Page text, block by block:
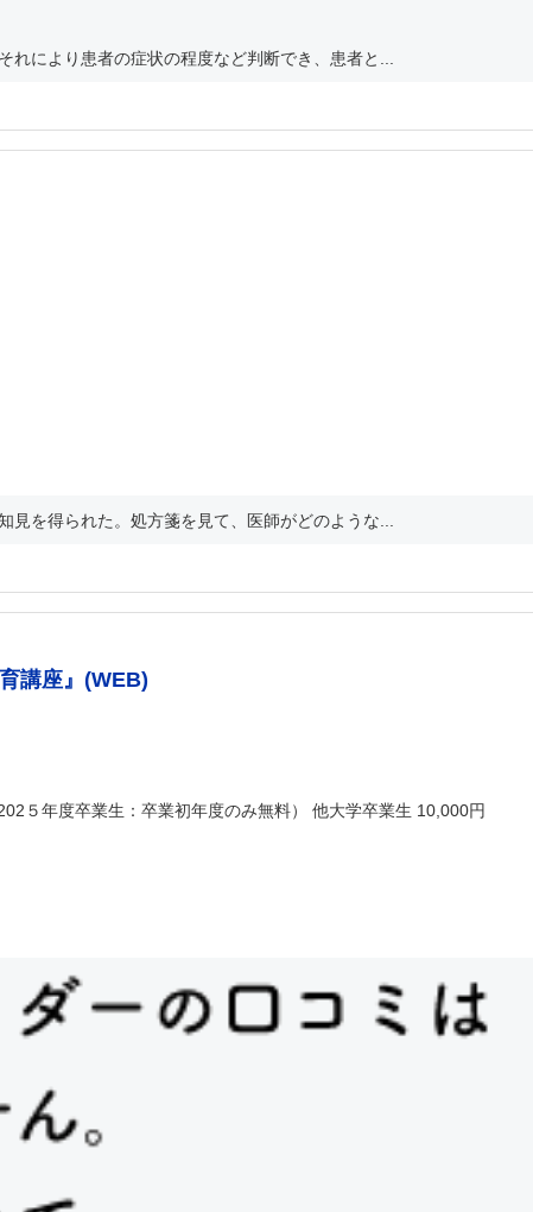
により患者の症状の程度など判断でき、患者と...
を得られた。処方箋を見て、医師がどのような...
講座』(WEB)
５年度卒業生：卒業初年度のみ無料） 他大学卒業生 10,000円